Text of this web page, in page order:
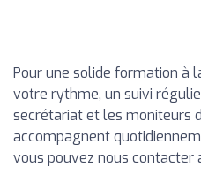
Pour une solide formation à
votre rythme, un suivi
secrétariat et les moniteurs
accompagnent
vous pouvez nous contacter